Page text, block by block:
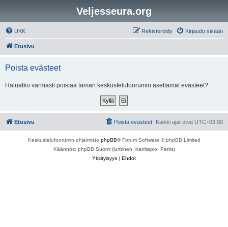
Veljesseura.org
UKK Kirjaudu sisään
Rekisteröidy
Etusivu
Poista evästeet
Haluatko varmasti poistaa tämän keskustelufoorumin asettamat evästeet?
Etusivu Kaikki ajat ovat UTC+03:00
Poista evästeet
Keskustelufoorumin ohjelmisto phpBB® Forum Software © phpBB Limited
Käännös: phpBB Suomi (lurttinen, harritapio, Pettis)
Yksityisyys | Ehdot